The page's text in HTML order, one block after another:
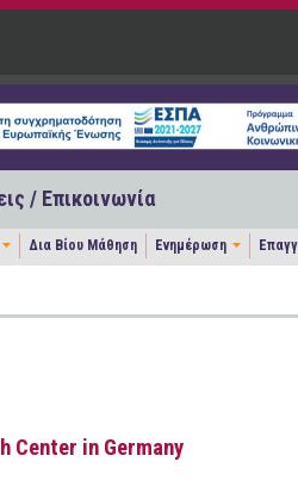
/ Επικοινωνία
Δια Βίου Μάθηση Ενημέρωση
Center in Germany